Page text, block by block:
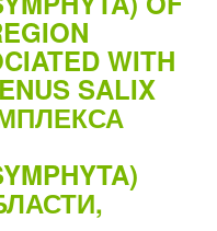
WITH
SALIX